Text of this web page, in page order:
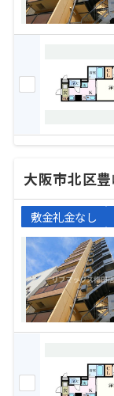
敷金礼金なし